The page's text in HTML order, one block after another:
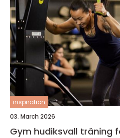
inspiration
03. March 2026
Gym hudiksvall träning för vardag, hälsa och